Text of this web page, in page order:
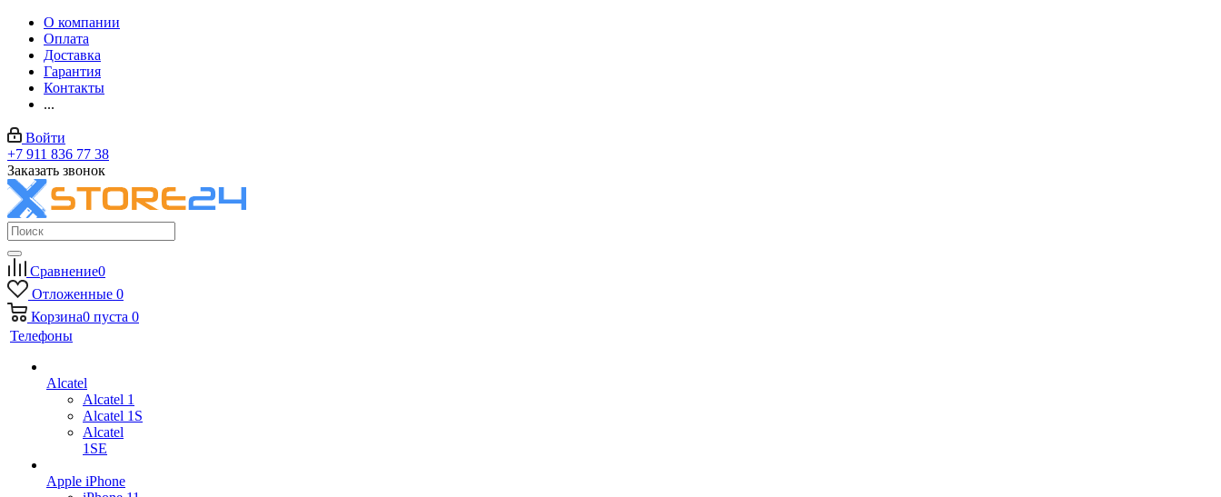
О компании
Оплата
Доставка
Гарантия
Контакты
...
Войти
+7 911 836 77 38
Заказать звонок
Сравнение0
Отложенные 0
Корзина0 пуста 0
Телефоны
Alcatel
Alcatel 1
Alcatel 1S
Alcatel
1SE
Apple iPhone